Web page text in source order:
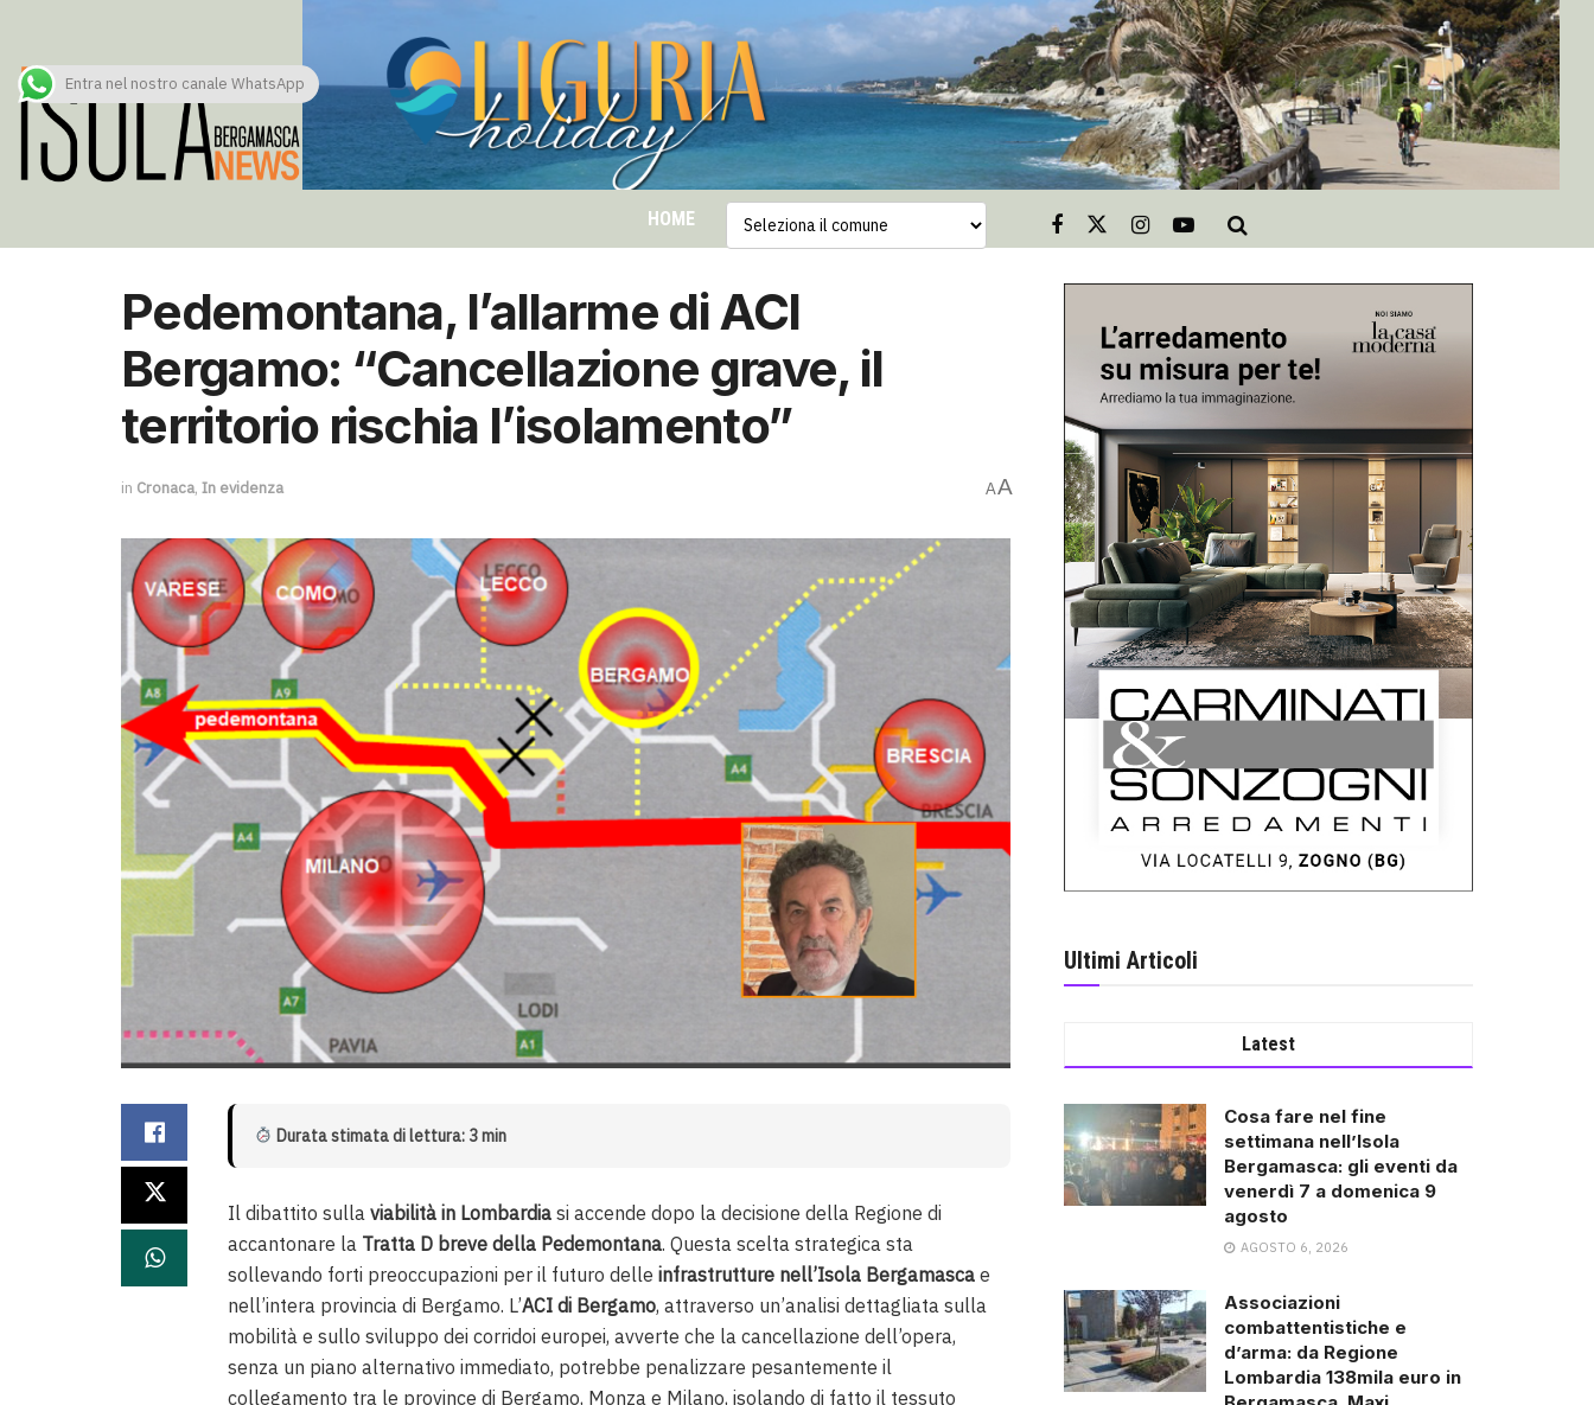
HOME
Pedemontana, l’allarme di ACI
Bergamo: “Cancellazione grave, il
territorio rischia l’isolamento”
in Cronaca, In evidenza AA
Durata stimata di lettura: 3 min
Il dibattito sulla viabilità in Lombardia si accende dopo la decisione della Regione di
accantonare la Tratta D breve della Pedemontana. Questa scelta strategica sta
sollevando forti preoccupazioni per il futuro delle infrastrutture nell’Isola Bergamasca e
nell’intera provincia di Bergamo. L’ACI di Bergamo, attraverso un’analisi dettagliata sulla
mobilità e sullo sviluppo dei corridoi europei, avverte che la cancellazione dell’opera,
senza un piano alternativo immediato, potrebbe penalizzare pesantemente il
collegamento tra le province di Bergamo, Monza e Milano, isolando di fatto il tessuto
Ultimi Articoli
Latest
Cosa fare nel fine
settimana nell’Isola
Bergamasca: gli eventi da
venerdì 7 a domenica 9
agosto
AGOSTO 6, 2026
Associazioni
combattentistiche e
d’arma: da Regione
Lombardia 138mila euro in
Entra nel nostro canale WhatsApp